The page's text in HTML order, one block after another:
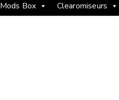
Mods Box Clearomiseurs